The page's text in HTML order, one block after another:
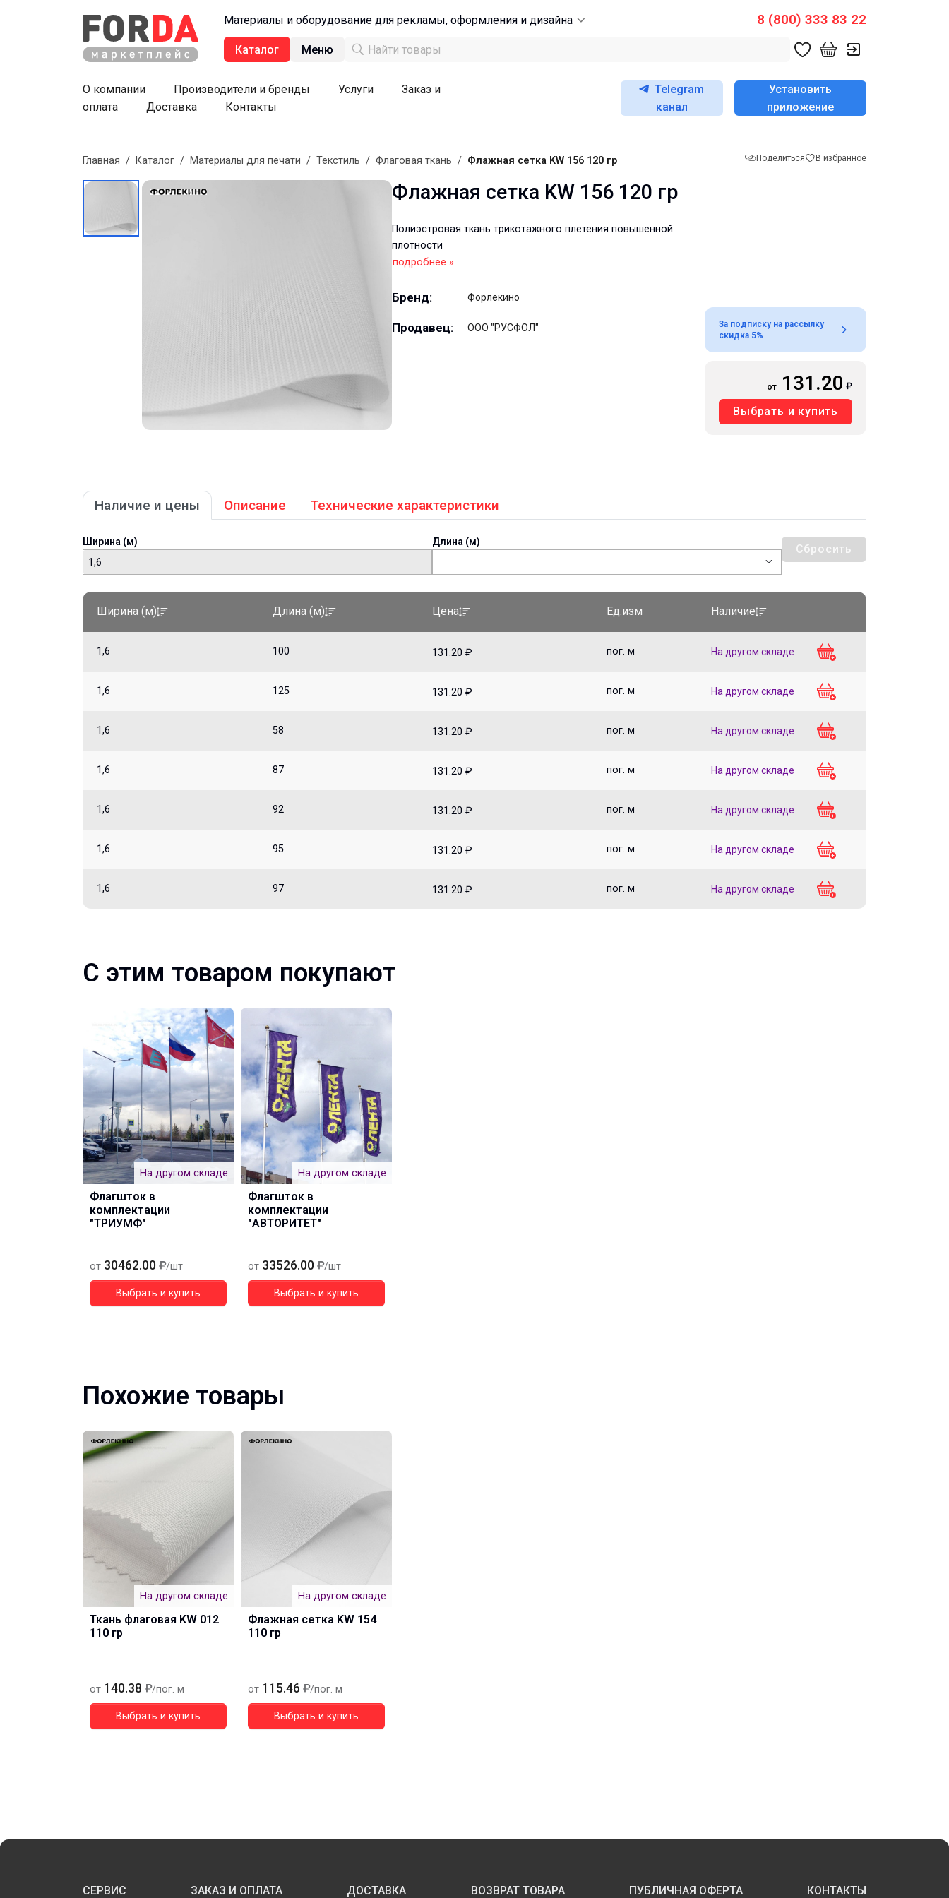
Материалы и оборудование для рекламы, оформления и дизайна 8 (800) 333 83 22
Каталог Меню
О компании Производители и бренды Услуги
Заказ и
оплата
Доставка Контакты
Telegram
канал
Установить
приложение
Поделиться В избранное
Главная / Каталог / Материалы для печати / Текстиль / Флаговая ткань / Флажная сетка KW 156 120 гр
Флажная сетка KW 156 120 гр
Полиэстровая ткань трикотажного плетения повышенной
плотности
подробнее »
Бренд: Форлекино
Продавец: ООО "РУСФОЛ"
За подписку на рассылку
скидка 5%
от 131.20
Выбрать и купить
Наличие и цены Описание Технические характеристики
Ширина (м)
1,6
Длина (м)
Сбросить
Ширина (м) Длина (м) Цена Ед.изм Наличие
1,6 100 131.20 ₽ пог. м На другом складе
1,6 125 131.20 ₽ пог. м На другом складе
1,6 58 131.20 ₽ пог. м На другом складе
1,6 87 131.20 ₽ пог. м На другом складе
1,6 92 131.20 ₽ пог. м На другом складе
1,6 95 131.20 ₽ пог. м На другом складе
1,6 97 131.20 ₽ пог. м На другом складе
С этим товаром покупают
На другом складе
Флагшток в
комплектации
"ТРИУМФ"
от 30462.00 /шт
Выбрать и купить
На другом складе
Флагшток в
комплектации
"АВТОРИТЕТ"
от 33526.00 /шт
Выбрать и купить
Похожие товары
На другом складе
Ткань флаговая KW 012
110 гр
от 140.38 /пог. м
Выбрать и купить
На другом складе
Флажная сетка KW 154
110 гр
от 115.46 /пог. м
Выбрать и купить
СЕРВИС ЗАКАЗ И ОПЛАТА ДОСТАВКА ВОЗВРАТ ТОВАРА ПУБЛИЧНАЯ ОФЕРТА КОНТАКТЫ